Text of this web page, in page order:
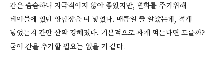
간은 슴슴하니 자극적이지 않아 좋았지만, 변화를 주기위해
테이블에 있던 양념장을 더 넣었다. 매콤일 줄 알았는데, 적게
넣었는지 간만 살짝 강해졌다. 기본적으로 짜게 먹는다면 모를까?
굳이 간을 추가할 필요는 없을 거 같다.